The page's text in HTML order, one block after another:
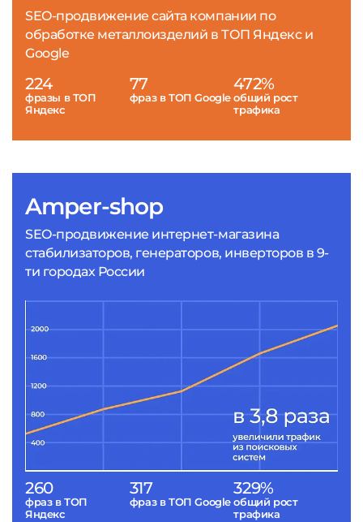
Amper-shop
SEO-продвижение интернет-магазина
стабилизаторов, генераторов, инверторов в 9-
ти городах России
260
фраз в ТОП
Яндекс
317
фраз в ТОП Google
329%
общий рост
трафика
SEO-продвижение сайта компании по
обработке металлоизделий в ТОП Яндекс и
Google
224
фразы в ТОП
Яндекс
77
фраз в ТОП Google
472%
общий рост
трафика